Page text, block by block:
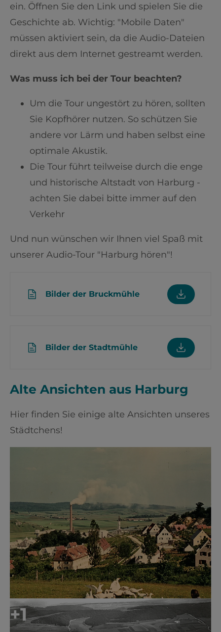
ein. Öffnen Sie den Link und spielen Sie die
Geschichte ab. Wichtig: "Mobile Daten"
müssen aktiviert sein, da die Audio-Dateien
direkt aus dem Internet gestreamt werden.
Was muss ich bei der Tour beachten?
Um die Tour ungestört zu hören, sollten
Sie Kopfhörer nutzen. So schützen Sie
andere vor Lärm und haben selbst eine
optimale Akustik.
Die Tour führt teilweise durch die enge
und historische Altstadt von Harburg -
achten Sie dabei bitte immer auf den
Verkehr
Und nun wünschen wir Ihnen viel Spaß mit
unserer Audio-Tour "Harburg hören"!
Bilder der Bruckmühle
Bilder der Stadtmühle
Alte Ansichten aus Harburg
Hier finden Sie einige alte Ansichten unseres
Städtchens!